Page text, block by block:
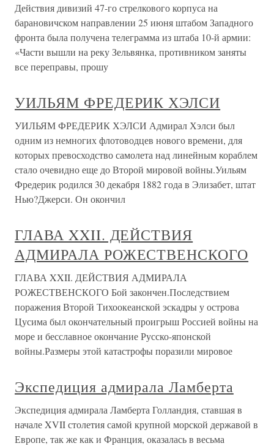
Действия дивизий 47-го стрелкового корпуса на
барановичском направлении 25 июня штабом Западного
фронта была получена телеграмма из штаба 10-й армии:
«Части вышли на реку Зельвянка, противником заняты
все переправы, прошу
УИЛЬЯМ ФРЕДЕРИК ХЭЛСИ
УИЛЬЯМ ФРЕДЕРИК ХЭЛСИ Адмирал Хэлси был
одним из немногих флотоводцев нового времени, для
которых превосходство самолета над линейным кораблем
стало очевидно еще до Второй мировой войны.Уильям
Фредерик родился 30 декабря 1882 года в Элизабет, штат
Нью?Джерси. Он окончил
ГЛАВА XXII. ДЕЙСТВИЯ
АДМИРАЛА РОЖЕСТВЕНСКОГО
ГЛАВА XXII. ДЕЙСТВИЯ АДМИРАЛА
РОЖЕСТВЕНСКОГО Бой закончен.Последствием
поражения Второй Тихоокеанской эскадры у острова
Цусима был окончательный проигрыш Россией войны на
море и бесславное окончание Русско-японской
войны.Размеры этой катастрофы поразили мировое
Экспедиция адмирала Ламберта
Экспедиция адмирала Ламберта Голландия, ставшая в
начале XVII столетия самой крупной морской державой в
Европе, так же как и Франция, оказалась в весьма